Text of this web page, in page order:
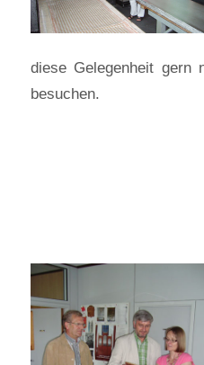
diese Gelegenheit gern
besuchen.